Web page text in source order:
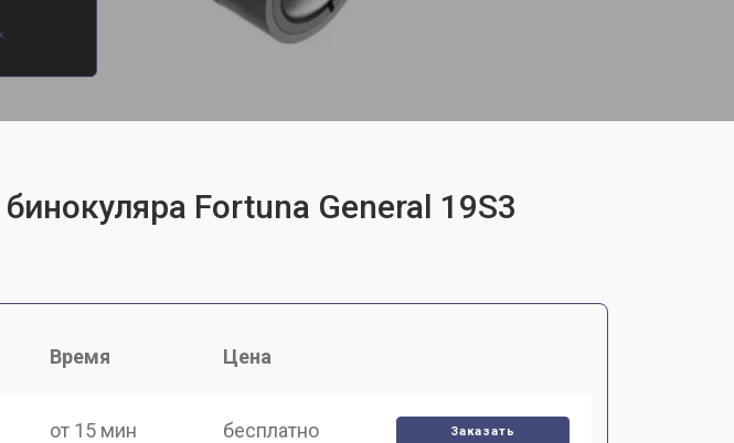
Fortuna General 19S3
Время Цена
от 15 мин бесплатно Заказать